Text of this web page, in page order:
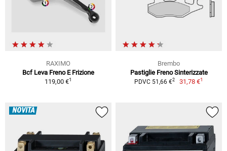
RAXIMO
Bcf Leva Freno E Frizione
119,00 €1
Brembo
Pastiglie Freno Sinterizzate
PDVC 51,66 €2 31,78 €1
NOVITÀ